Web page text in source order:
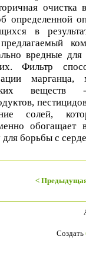
определенной
в
вредные
Фильтр
веществ
солей,
обогащает
для борьбы с
<
Создать